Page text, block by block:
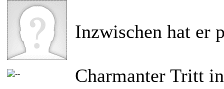
Inzwischen hat er
Charmanter Tritt